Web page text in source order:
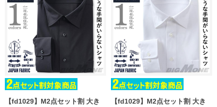
【fd1029】M2点セット割 大き
【fd1029】M2点セット割 大き